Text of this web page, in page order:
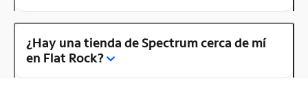
¿Hay una tienda de Spectrum cerca de mí
en Flat Rock?